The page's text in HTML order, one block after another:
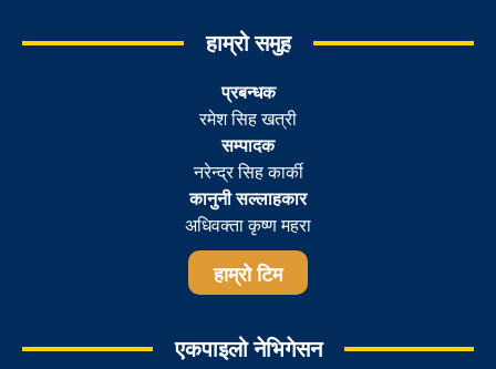
हाम्रो समुह
प्रबन्धक
रमेश सिह खत्री
सम्पादक
नरेन्द्र सिह कार्की
कानुनी सल्लाहकार
अधिवक्ता कृष्ण महरा
हाम्रो टिम
एकपाइलो नेभिगेसन